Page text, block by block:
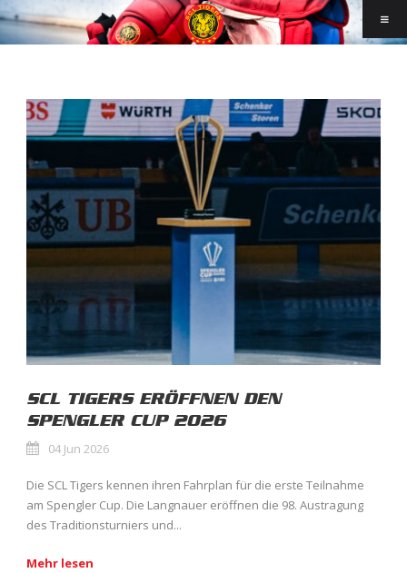
SCL TIGERS ERÖFFNEN DEN
SPENGLER CUP 2026
04 Jun 2026
Die SCL Tigers kennen ihren Fahrplan für die erste Teilnahme
am Spengler Cup. Die Langnauer eröffnen die 98. Austragung
des Traditionsturniers und...
Mehr lesen